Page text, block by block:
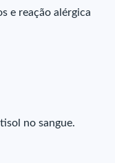
e reação alérgica
no sangue.